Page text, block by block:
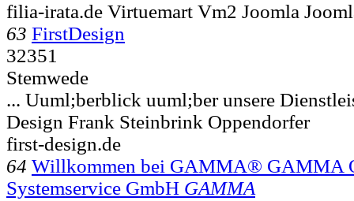
filia-irata.de Virtuemart Vm2 Joomla
63 FirstDesign
32351
Stemwede
... Uuml;berblick uuml;ber unsere
Design Frank Steinbrink Oppendorfer
first-design.de
64 Willkommen bei GAMMA® GAMMA
Systemservice GmbH GAMMA